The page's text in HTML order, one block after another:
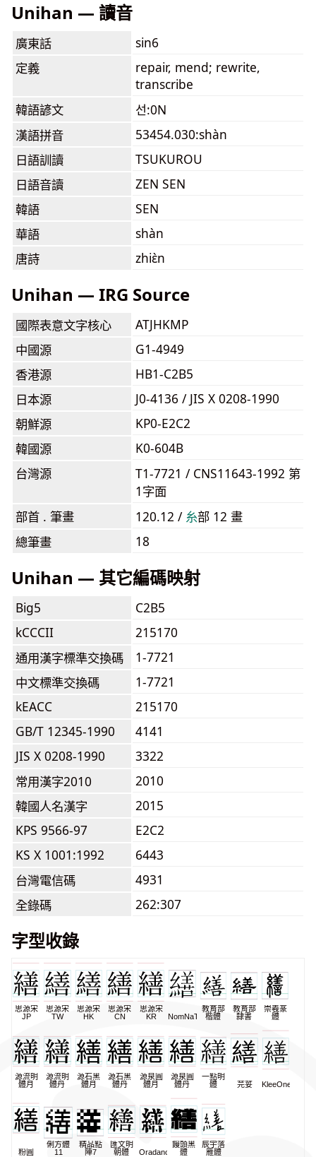
Unihan — 讀音
廣東話
sin6
定義
repair, mend; rewrite,
transcribe
韓語諺文
선:0N
漢語拼音
53454.030:shàn
日語訓讀
TSUKUROU
日語音讀
ZEN SEN
韓語
SEN
華語
shàn
唐詩
zhiɛ̀n
Unihan — IRG Source
國際表意文字核心
ATJHKMP
中國源
G1-4949
香港源
HB1-C2B5
日本源
J0-4136 / JIS X 0208-1990
朝鮮源
KP0-E2C2
韓國源
K0-604B
台灣源
T1-7721 / CNS11643-1992 第
1字面
部首 . 筆畫
120.12 / ⽷部 12 畫
總筆畫
18
Unihan — 其它編碼映射
Big5
C2B5
kCCCII
215170
通用漢字標準交換碼
1-7721
中文標準交換碼
1-7721
kEACC
215170
GB/T 12345-1990
4141
JIS X 0208-1990
3322
常用漢字2010
2010
韓國人名漢字
2015
KPS 9566-97
E2C2
KS X 1001:1992
6443
台灣電信碼
4931
全錄碼
262:307
字型收錄
思源宋
JP
思源宋
TW
思源宋
HK
思源宋
CN
思源宋
KR
NomNaTong
教育部
楷體
教育部
隸書
崇羲篆
體
源流明
體月
源流明
體丹
源石黑
體月
源石黑
體丹
源泉圓
體月
源泉圓
體丹
一點明
體
芫荽 KleeOne
粉圓
俐方體
11
精品點
陣7
匯文明
朝體
Oradano
饅頭黑
體
辰宇落
雁體